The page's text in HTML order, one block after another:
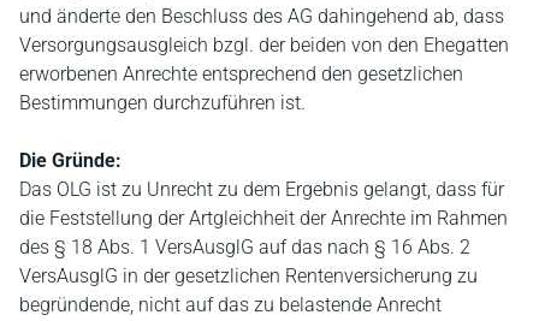
und änderte den Beschluss des AG dahingehend ab, dass
Versorgungsausgleich bzgl. der beiden von den Ehegatten
erworbenen Anrechte entsprechend den gesetzlichen
Bestimmungen durchzuführen ist.
Die Gründe:
Das OLG ist zu Unrecht zu dem Ergebnis gelangt, dass für
die Feststellung der Artgleichheit der Anrechte im Rahmen
des § 18 Abs. 1 VersAusglG auf das nach § 16 Abs. 2
VersAusglG in der gesetzlichen Rentenversicherung zu
begründende, nicht auf das zu belastende Anrecht